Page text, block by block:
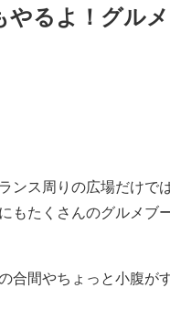
やるよ！グル
ンス周りの広場だけで
もたくさんのグルメブ
合間やちょっと小腹が